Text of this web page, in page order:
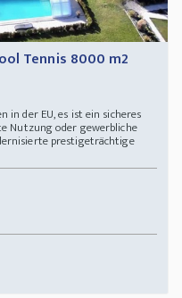
Tennis 8000 m2
in der EU, es ist ein sicheres
Nutzung oder gewerbliche
prestigeträchtige